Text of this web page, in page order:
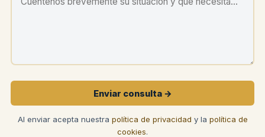
Enviar consulta →
Al enviar acepta nuestra política de privacidad y la política de
cookies.